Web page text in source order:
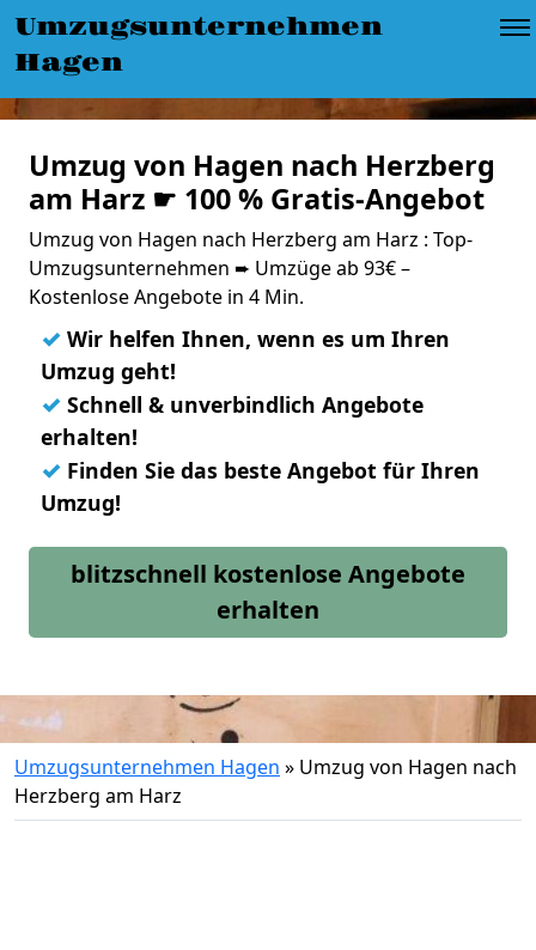
Umzugsunternehmen
Hagen
Umzug von Hagen nach Herzberg
am Harz ☛ 100 % Gratis-Angebot
Umzug von Hagen nach Herzberg am Harz : Top-
Umzugsunternehmen ➨ Umzüge ab 93€ –
Kostenlose Angebote in 4 Min.
✓ Wir helfen Ihnen, wenn es um Ihren
Umzug geht!
✓ Schnell & unverbindlich Angebote
erhalten!
✓ Finden Sie das beste Angebot für Ihren
Umzug!
blitzschnell kostenlose Angebote
erhalten
Umzugsunternehmen Hagen » Umzug von Hagen nach
Herzberg am Harz